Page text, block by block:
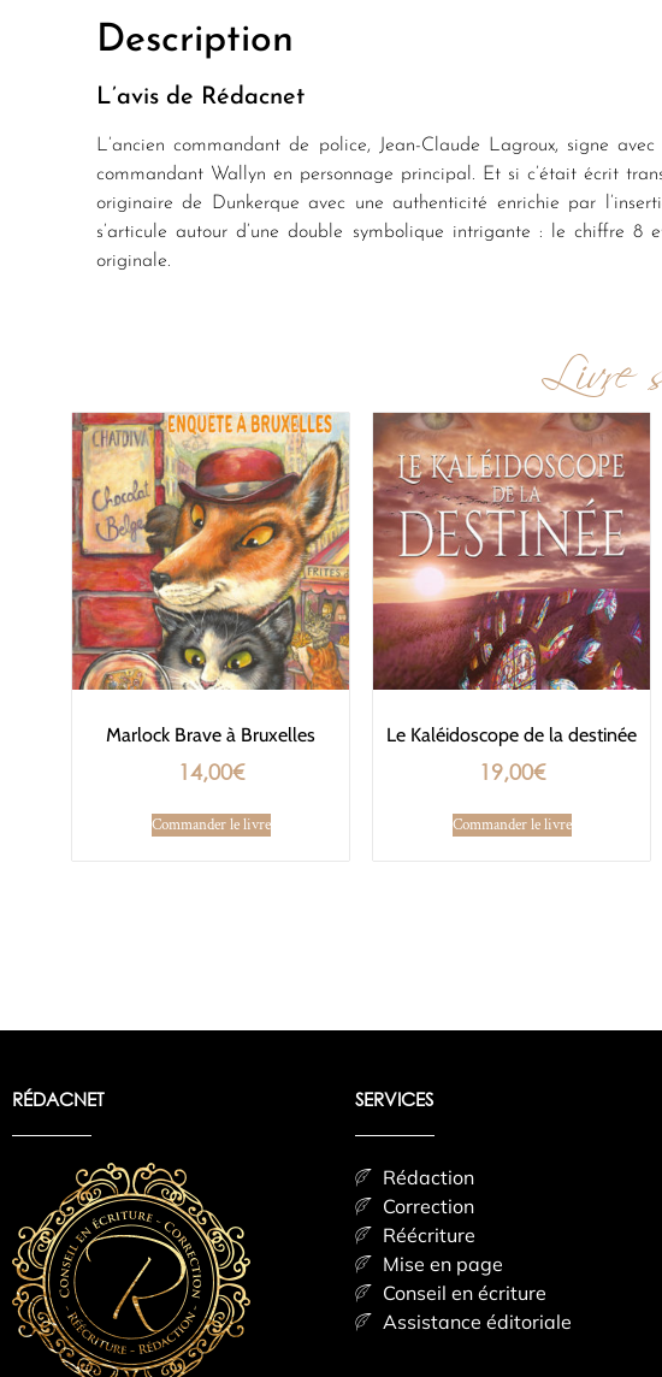
Description
L’avis de Rédacnet
L’ancien commandant de police, Jean-Claude Lagroux, signe
commandant Wallyn en personnage principal. Et si c’était écrit
originaire de Dunkerque avec une authenticité enrichie par
s’articule autour d’une double symbolique intrigante : le chiffre
originale.
Livre
Marlock Brave à Bruxelles
14,00€
Commander le livre
Le Kaléidoscope de la destinée
19,00€
Commander le livre
RÉDACNET SERVICES
Rédaction
Correction
Réécriture
Mise en page
Conseil en écriture
Assistance éditoriale